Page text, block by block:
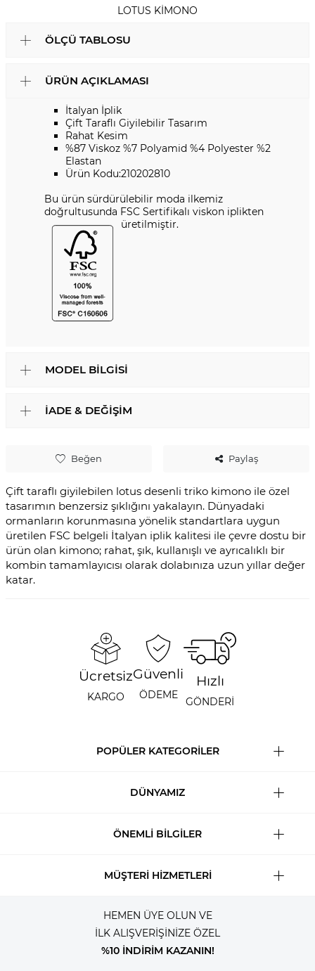
LOTUS KIMONO
Beğen Paylaş
Çift taraflı giyilebilen lotus desenli triko kimono ile özel
tasarımın benzersiz şıklığını yakalayın. Dünyadaki
ormanların korunmasına yönelik standartlara uygun
üretilen FSC belgeli İtalyan iplik kalitesi ile çevre dostu bir
ürün olan kimono; rahat, şık, kullanışlı ve ayrıcalıklı bir
kombin tamamlayıcısı olarak dolabınıza uzun yıllar değer
katar.
ÖLÇÜ TABLOSU
ÜRÜN AÇIKLAMASI
İtalyan İplik
Çift Taraflı Giyilebilir Tasarım
Rahat Kesim
%87 Viskoz %7 Polyamid %4 Polyester %2
Elastan
Ürün Kodu:210202810
Bu ürün sürdürülebilir moda ilkemiz
doğrultusunda FSC Sertifikalı viskon iplikten
üretilmiştir.
MODEL BILGISI
İADE & DEĞIŞIM
Ücretsiz
KARGO
Güvenli
ÖDEME
Hızlı
GÖNDERİ
POPÜLER KATEGORİLER
DÜNYAMIZ
ÖNEMLİ BİLGİLER
MÜŞTERİ HİZMETLERİ
HEMEN ÜYE OLUN VE
İLK ALIŞVERİŞİNİZE ÖZEL
%10 İNDİRİM KAZANIN!